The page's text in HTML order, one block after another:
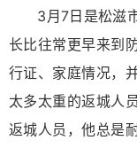
3月7日是松滋市
长比往常更早来到
行证、家庭情况，
太多太重的返城人
返城人员，他总是